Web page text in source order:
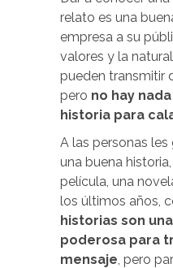
relato es una
empresa a su
valores y la
pueden transmitir
pero no hay
historia para
A las personas
una buena
película, una
los últimos años,
historias son
poderosa para
mensaje, pero